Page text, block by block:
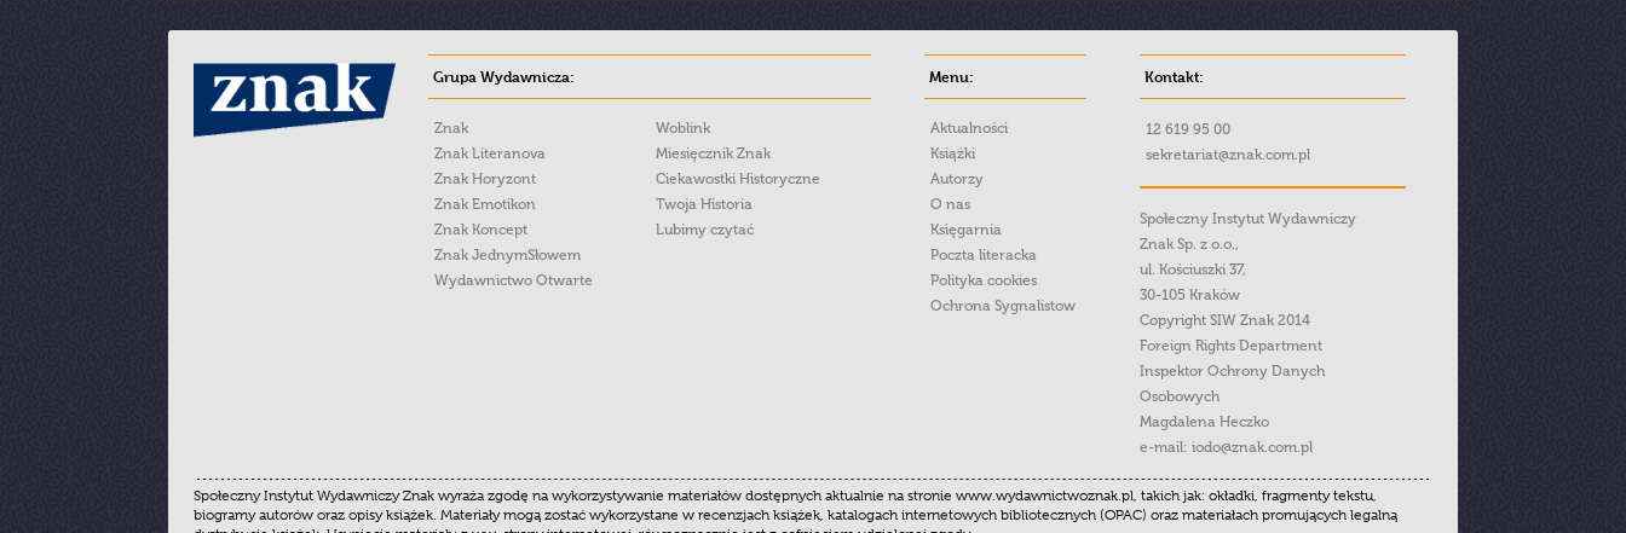
Grupa Wydawnicza:
Znak
Znak Literanova
Znak Horyzont
Znak Emotikon
Znak Koncept
Znak JednymSłowem
Wydawnictwo Otwarte
Woblink
Miesięcznik Znak
Ciekawostki Historyczne
Twoja Historia
Lubimy czytać
Menu:
Aktualności
Książki
Autorzy
O nas
Księgarnia
Poczta literacka
Polityka cookies
Ochrona Sygnalistow
Kontakt:
12 619 95 00
sekretariat@znak.com.pl
Społeczny Instytut Wydawniczy
Znak Sp. z o.o.,
ul. Kościuszki 37,
30-105 Kraków
Copyright SIW Znak 2014
Foreign Rights Department
Inspektor Ochrony Danych
Osobowych
Magdalena Heczko
e-mail: iodo@znak.com.pl
Społeczny Instytut Wydawniczy Znak wyraża zgodę na wykorzystywanie materiałów dostępnych aktualnie na stronie www.wydawnictwoznak.pl, takich jak: okładki, fragmenty tekstu,
biogramy autorów oraz opisy książek. Materiały mogą zostać wykorzystane w recenzjach książek, katalogach internetowych bibliotecznych (OPAC) oraz materiałach promujących legalną